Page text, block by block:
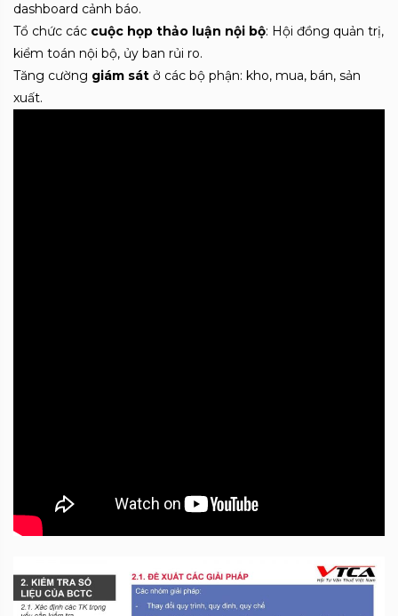
dashboard cảnh báo.
Tổ chức các cuộc họp thảo luận nội bộ: Hội đồng quản trị,
kiểm toán nội bộ, ủy ban rủi ro.
Tăng cường giám sát ở các bộ phận: kho, mua, bán, sản
xuất.